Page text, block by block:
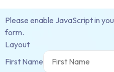
Please enable JavaScript in
form.
Layout
First Name